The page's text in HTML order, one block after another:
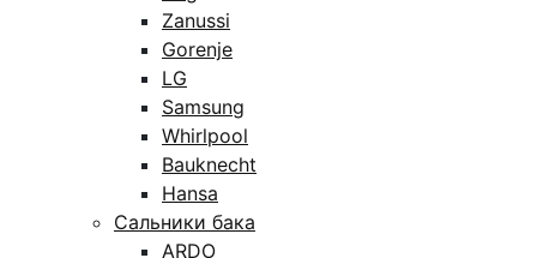
Zanussi
Gorenje
LG
Samsung
Whirlpool
Bauknecht
Hansa
Сальники бака
ARDO